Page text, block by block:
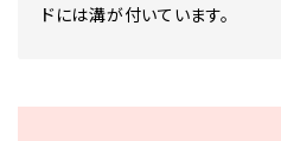
ドには溝が付いています。